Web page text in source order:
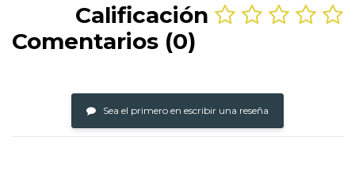
Calificación
Comentarios (0)
Sea el primero en escribir una reseña